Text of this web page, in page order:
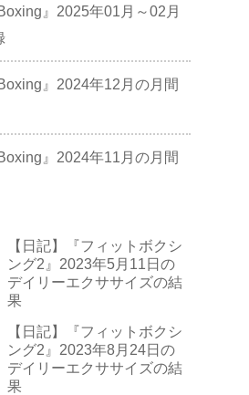
』2025年01月～02月
』2024年12月の月間
』2024年11月の月間
【日記】『フィットボクシ
ング2』2023年5月11日の
デイリーエクササイズの結
果
【日記】『フィットボクシ
ング2』2023年8月24日の
デイリーエクササイズの結
果